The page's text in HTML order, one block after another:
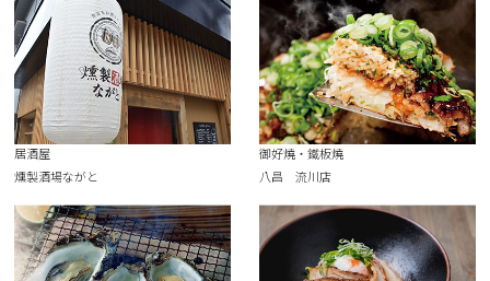
居酒屋
燻製酒場ながと
御好燒・鐵板燒
八昌 流川店